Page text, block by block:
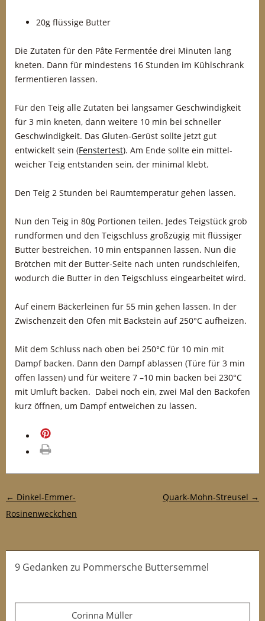
20g flüssige Butter
Die Zutaten für den Pâte Fermentée drei Minuten lang
kneten. Dann für mindestens 16 Stunden im Kühlschrank
fermentieren lassen.
Für den Teig alle Zutaten bei langsamer Geschwindigkeit
für 3 min kneten, dann weitere 10 min bei schneller
Geschwindigkeit. Das Gluten-Gerüst sollte jetzt gut
entwickelt sein (Fenstertest). Am Ende sollte ein mittel-
weicher Teig entstanden sein, der minimal klebt.
Den Teig 2 Stunden bei Raumtemperatur gehen lassen.
Nun den Teig in 80g Portionen teilen. Jedes Teigstück grob
rundformen und den Teigschluss großzügig mit flüssiger
Butter bestreichen. 10 min entspannen lassen. Nun die
Brötchen mit der Butter-Seite nach unten rundschleifen,
wodurch die Butter in den Teigschluss eingearbeitet wird.
Auf einem Bäckerleinen für 55 min gehen lassen. In der
Zwischenzeit den Ofen mit Backstein auf 250°C aufheizen.
Mit dem Schluss nach oben bei 250°C für 10 min mit
Dampf backen. Dann den Dampf ablassen (Türe für 3 min
offen lassen) und für weitere 7 –10 min backen bei 230°C
mit Umluft backen. Dabei noch ein, zwei Mal den Backofen
kurz öffnen, um Dampf entweichen zu lassen.
Post-Navigation
← Dinkel-Emmer-
Rosinenweckchen
Quark-Mohn-Streusel →
9 Gedanken zu Pommersche Buttersemmel
Corinna Müller